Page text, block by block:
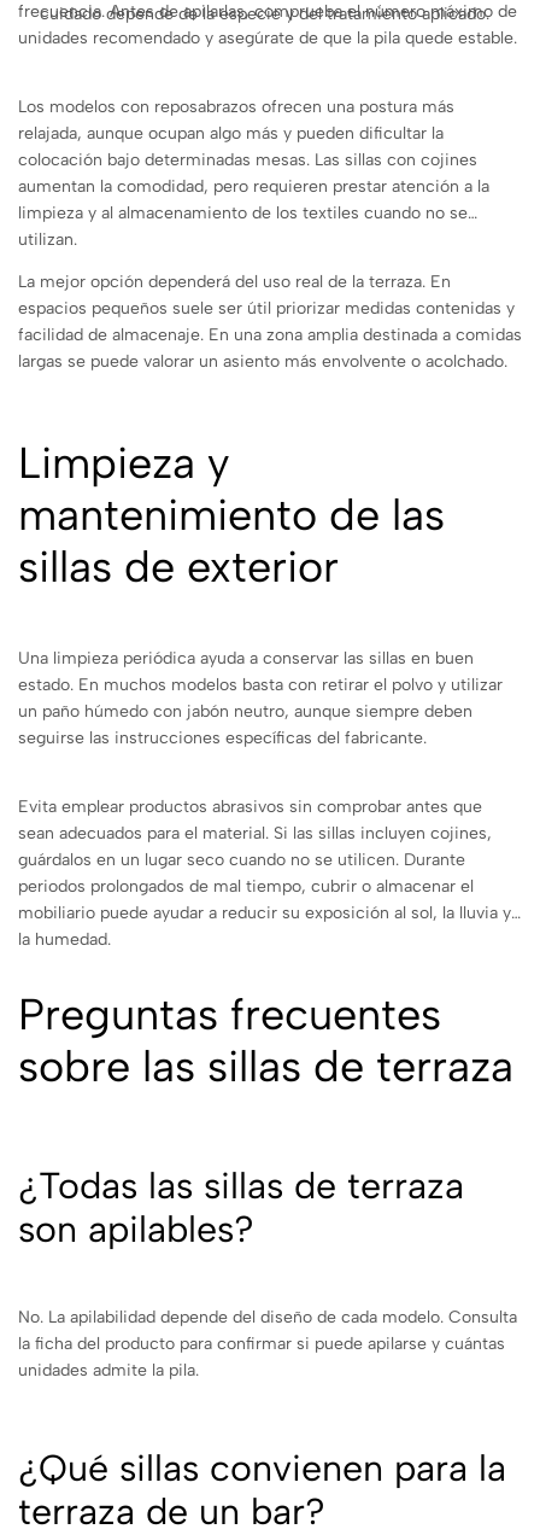
cuidado depende de la especie y del tratamiento aplicado.
frecuencia. Antes de apilarlas, comprueba el número máximo de
unidades recomendado y asegúrate de que la pila quede estable.
Los modelos con reposabrazos ofrecen una postura más
relajada, aunque ocupan algo más y pueden dificultar la
colocación bajo determinadas mesas. Las sillas con cojines
aumentan la comodidad, pero requieren prestar atención a la
limpieza y al almacenamiento de los textiles cuando no se
utilizan.
La mejor opción dependerá del uso real de la terraza. En
espacios pequeños suele ser útil priorizar medidas contenidas y
facilidad de almacenaje. En una zona amplia destinada a comidas
largas se puede valorar un asiento más envolvente o acolchado.
Limpieza y
mantenimiento de las
sillas de exterior
Una limpieza periódica ayuda a conservar las sillas en buen
estado. En muchos modelos basta con retirar el polvo y utilizar
un paño húmedo con jabón neutro, aunque siempre deben
seguirse las instrucciones específicas del fabricante.
Evita emplear productos abrasivos sin comprobar antes que
sean adecuados para el material. Si las sillas incluyen cojines,
guárdalos en un lugar seco cuando no se utilicen. Durante
periodos prolongados de mal tiempo, cubrir o almacenar el
mobiliario puede ayudar a reducir su exposición al sol, la lluvia y
la humedad.
Preguntas frecuentes
sobre las sillas de terraza
¿Todas las sillas de terraza
son apilables?
No. La apilabilidad depende del diseño de cada modelo. Consulta
la ficha del producto para confirmar si puede apilarse y cuántas
unidades admite la pila.
¿Qué sillas convienen para la
terraza de un bar?